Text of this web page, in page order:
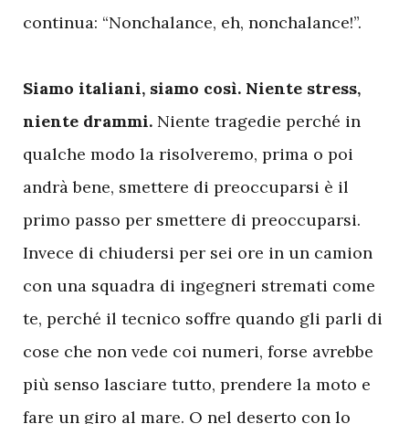
continua: “Nonchalance, eh, nonchalance!”.
Siamo italiani, siamo così. Niente stress,
niente drammi. Niente tragedie perché in
qualche modo la risolveremo, prima o poi
andrà bene, smettere di preoccuparsi è il
primo passo per smettere di preoccuparsi.
Invece di chiudersi per sei ore in un camion
con una squadra di ingegneri stremati come
te, perché il tecnico soffre quando gli parli di
cose che non vede coi numeri, forse avrebbe
più senso lasciare tutto, prendere la moto e
fare un giro al mare. O nel deserto con lo